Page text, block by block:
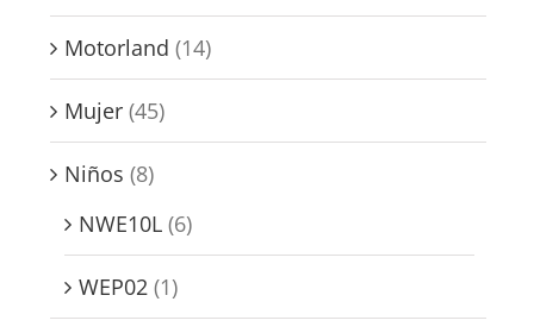
Motorland (14)
Mujer (45)
Niños (8)
NWE10L (6)
WEP02 (1)